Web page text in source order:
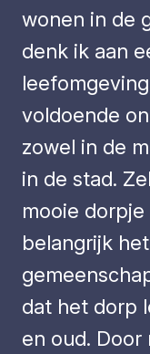
wonen in de
denk ik aan
voldoende
zowel in de
in de stad.
mooie
belangrijk
dat het dorp
en oud.